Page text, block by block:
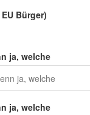
Bürger)
ja, welche
ja, welche